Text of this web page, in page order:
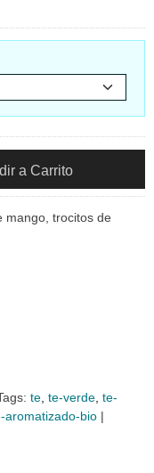
a Carrito
mango, trocitos de
te te-verde te-
aromatizado-bio |